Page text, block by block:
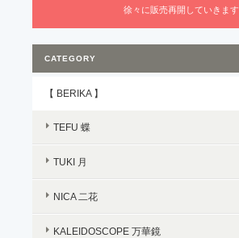
徐々に販売再開していきます
CATEGORY
【 BERIKA 】
TEFU 蝶
TUKI 月
NICA 二花
KALEIDOSCOPE 万華鏡